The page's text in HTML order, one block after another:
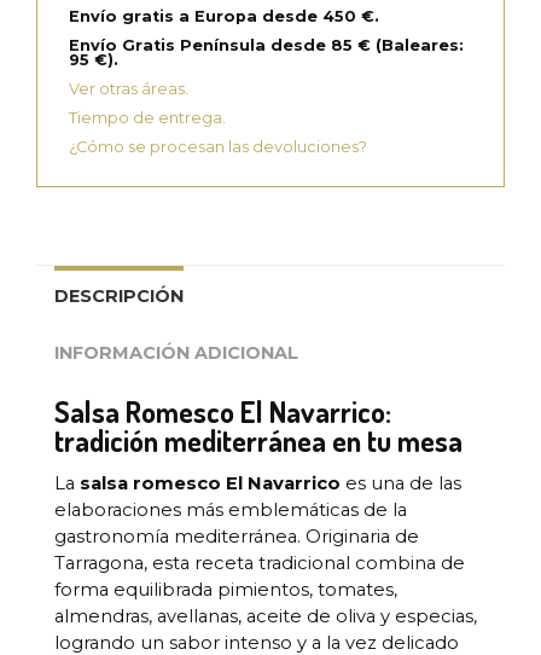
Envío gratis a Europa desde 450 €.
Envío Gratis Península desde 85 € (Baleares:
95 €).
Ver otras áreas.
Tiempo de entrega.
¿Cómo se procesan las devoluciones?
DESCRIPCIÓN
INFORMACIÓN ADICIONAL
Salsa Romesco El Navarrico:
tradición mediterránea en tu mesa
La salsa romesco El Navarrico es una de las
elaboraciones más emblemáticas de la
gastronomía mediterránea. Originaria de
Tarragona, esta receta tradicional combina de
forma equilibrada pimientos, tomates,
almendras, avellanas, aceite de oliva y especias,
logrando un sabor intenso y a la vez delicado